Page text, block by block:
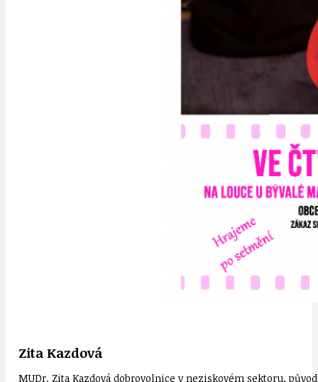
Zita Kazdová
MUDr. Zita Kazdová dobrovolnice v neziskovém sektoru,